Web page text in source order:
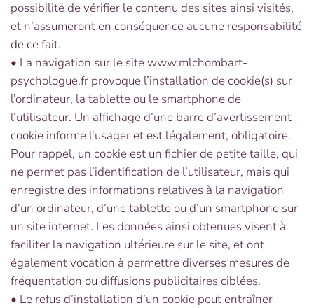
possibilité de vérifier le contenu des sites ainsi visités,
et n’assumeront en conséquence aucune responsabilité
de ce fait.
• La navigation sur le site www.mlchombart-
psychologue.fr provoque l’installation de cookie(s) sur
l’ordinateur, la tablette ou le smartphone de
l’utilisateur. Un affichage d’une barre d’avertissement
cookie informe l'usager et est légalement, obligatoire.
Pour rappel, un cookie est un fichier de petite taille, qui
ne permet pas l’identification de l’utilisateur, mais qui
enregistre des informations relatives à la navigation
d’un ordinateur, d’une tablette ou d’un smartphone sur
un site internet. Les données ainsi obtenues visent à
faciliter la navigation ultérieure sur le site, et ont
également vocation à permettre diverses mesures de
fréquentation ou diffusions publicitaires ciblées.
• Le refus d’installation d’un cookie peut entraîner